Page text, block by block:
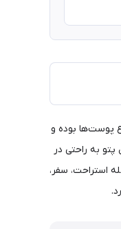
پوست‌ها بوده و
به راحتی در
استراحت، سفر،